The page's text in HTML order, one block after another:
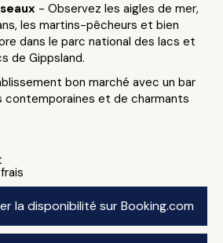
- Observez les aigles de mer,
les martins-pêcheurs et bien
dans le parc national des lacs et
de Gippsland.
bon marché avec un bar
contemporaines et de charmants
la disponibilité sur Booking.com